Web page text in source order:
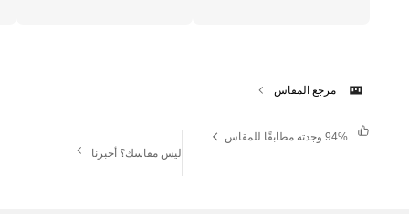
مرجع المقاس
94%
وجدته مطابقًا للمقاس
ليس مقاسك؟ أخبرنا